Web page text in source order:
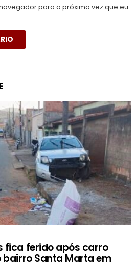
para a próxima vez que eu
fica ferido após carro
Santa Marta em